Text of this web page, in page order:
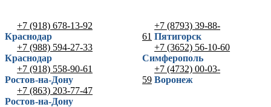
+7 (918) 678-13-92
Краснодар
+7 (988) 594-27-33
Краснодар
+7 (918) 558-90-61
Ростов-на-Дону
+7 (863) 203-77-47
Ростов-на-Дону
+7 (8793) 39-88-
61 Пятигорск
+7 (3652) 56-10-60
Симферополь
+7 (4732) 00-03-
59 Воронеж